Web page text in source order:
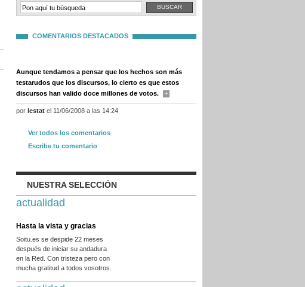
COMENTARIOS DESTACADOS
Aunque tendamos a pensar que los hechos son más
testarudos que los discursos, lo cierto es que estos
discursos han valido doce millones de votos.
+
por lestat el 11/06/2008 a las 14:24
Ver todos los comentarios
Escribe tu comentario
NUESTRA SELECCIÓN
actualidad
Hasta la vista y gracias
Soitu.es se despide 22 meses
después de iniciar su andadura
en la Red. Con tristeza pero con
mucha gratitud a todos vosotros.